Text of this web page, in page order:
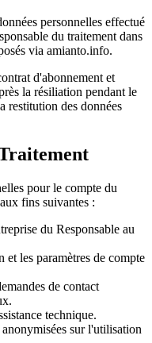
personnelles effectué
du traitement dans
via amianto.info.
d'abonnement et
la résiliation pendant le
restitution des données
pour le compte du
fins suivantes :
du Responsable au
les paramètres de compte
de contact
technique.
anonymisées sur l'utilisation